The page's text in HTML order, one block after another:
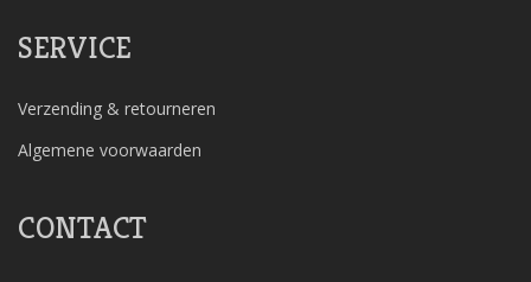
SERVICE
Verzending & retourneren
Algemene voorwaarden
CONTACT